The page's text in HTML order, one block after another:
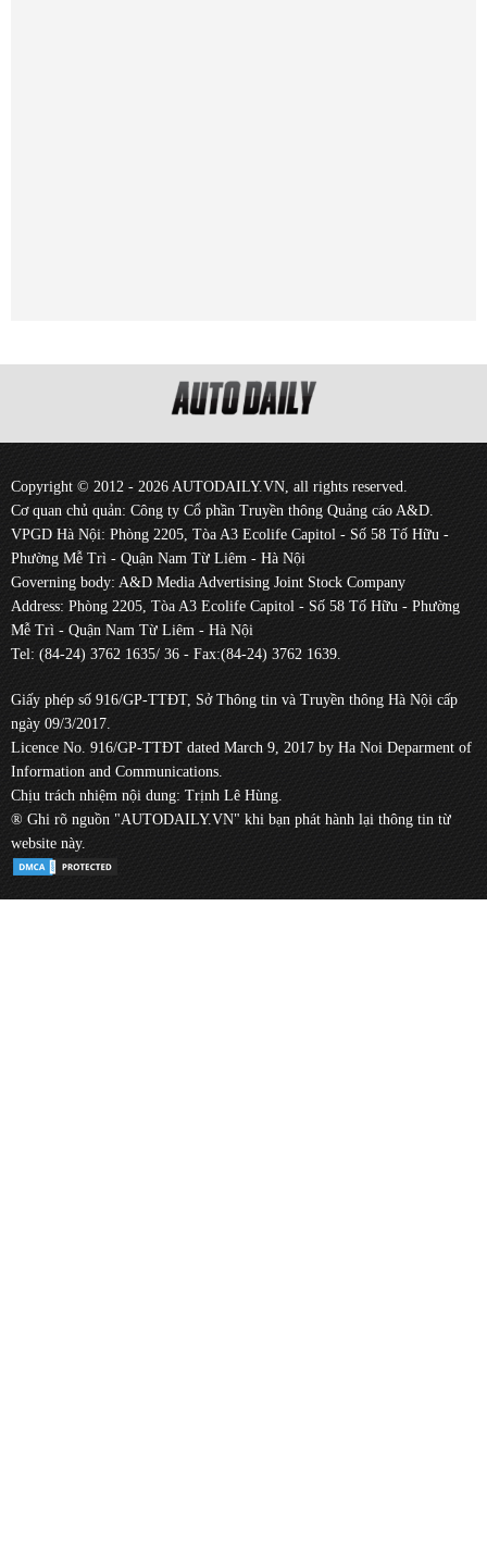
Copyright © 2012 - 2026 AUTODAILY.VN, all rights reserved.
Cơ quan chủ quản: Công ty Cổ phần Truyền thông Quảng cáo A&D.
VPGD Hà Nội: Phòng 2205, Tòa A3 Ecolife Capitol - Số 58 Tố Hữu -
Phường Mễ Trì - Quận Nam Từ Liêm - Hà Nội
Governing body: A&D Media Advertising Joint Stock Company
Address: Phòng 2205, Tòa A3 Ecolife Capitol - Số 58 Tố Hữu - Phường
Mễ Trì - Quận Nam Từ Liêm - Hà Nội
Tel: (84-24) 3762 1635/ 36 - Fax:(84-24) 3762 1639.
Giấy phép số 916/GP-TTĐT, Sở Thông tin và Truyền thông Hà Nội cấp
ngày 09/3/2017.
Licence No. 916/GP-TTĐT dated March 9, 2017 by Ha Noi Deparment of
Information and Communications.
Chịu trách nhiệm nội dung: Trịnh Lê Hùng.
® Ghi rõ nguồn "AUTODAILY.VN" khi bạn phát hành lại thông tin từ
website này.